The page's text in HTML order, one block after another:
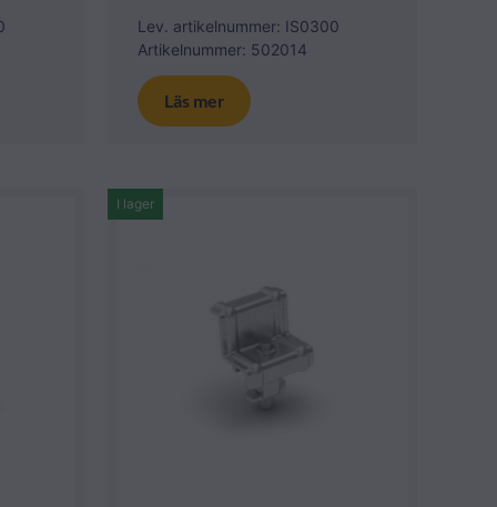
Lev. artikelnummer: IS0300
Artikelnummer: 502014
Läs mer
I lager